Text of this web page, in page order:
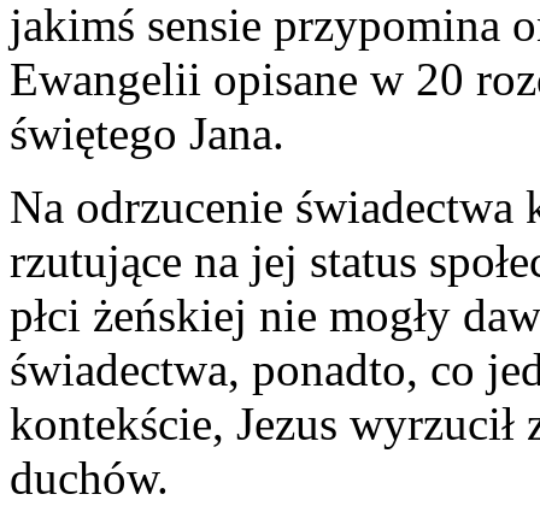
jakimś sensie przypomina
Ewangelii opisane w 20
świętego Jana.
Na odrzucenie świadectwa
rzutujące na jej status
płci żeńskiej nie mogły
świadectwa, ponadto, co
kontekście, Jezus wyrzucił
duchów.